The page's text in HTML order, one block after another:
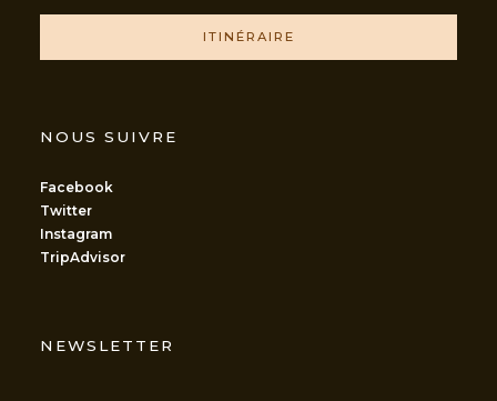
ITINÉRAIRE
NOUS SUIVRE
Facebook
Twitter
Instagram
TripAdvisor
NEWSLETTER